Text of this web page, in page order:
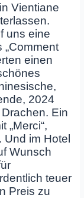
Vientiane
uns eine
„Comment
einen
2024
Ein
„Merci“,
im Hotel
Wunsch
teuer
Preis zu